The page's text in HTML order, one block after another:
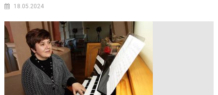
18.05.2024